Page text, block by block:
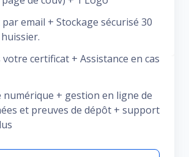
email + Stockage sécurisé 30
votre certificat + Assistance en cas
numérique + gestion en ligne de
et preuves de dépôt + support